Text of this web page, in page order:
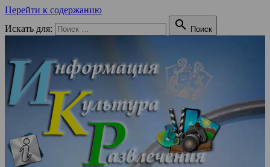
Перейти к содержанию
Искать для:
 Поиск